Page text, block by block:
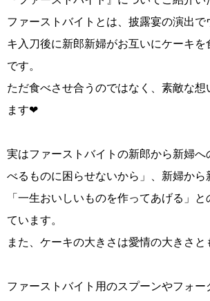
ファーストバイトとは、披露宴の演出で
キ入刀後に新郎新婦がお互いにケーキを
です。
ただ食べさせ合うのではなく、素敵な想
ます❤
実はファーストバイトの新郎から新婦へ
べるものに困らせないから」、新婦から
「一生おいしいものを作ってあげる」
ています。
また、ケーキの大きさは愛情の大きさと
ファーストバイト用のスプーンやフォー